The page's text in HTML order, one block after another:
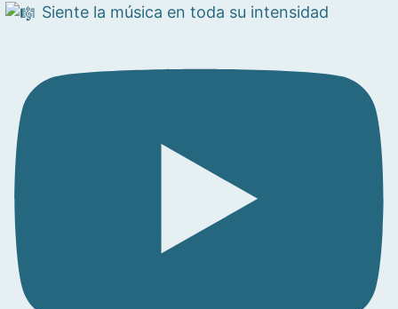
Siente la música en toda su intensidad